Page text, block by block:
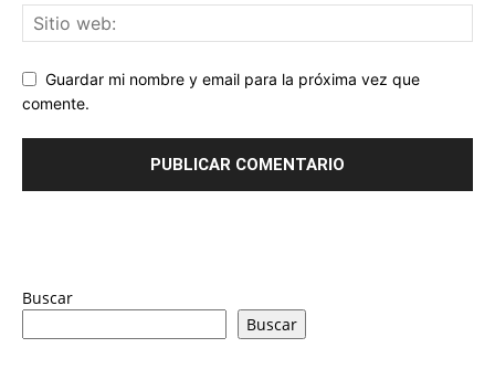
Guardar mi nombre y email para la próxima vez que
comente.
Buscar
Buscar